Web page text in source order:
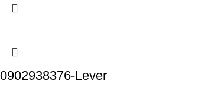
0902938376-Lever